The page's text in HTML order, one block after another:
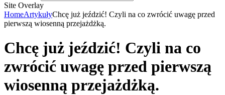
Site Overlay
HomeArtykułyChcę już jeździć! Czyli na co zwrócić uwagę przed
pierwszą wiosenną przejażdżką.​
Chcę już jeździć! Czyli na co
zwrócić uwagę przed pierwszą
wiosenną przejażdżką.​